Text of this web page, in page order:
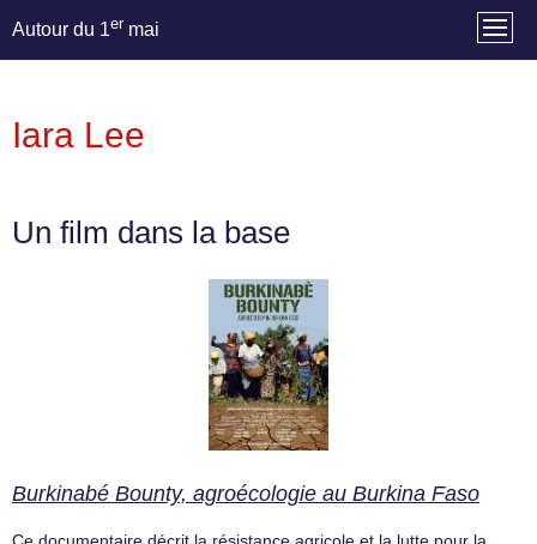
Autour du 1er mai
Iara Lee
Un film dans la base
Burkinabé Bounty, agroécologie au Burkina Faso